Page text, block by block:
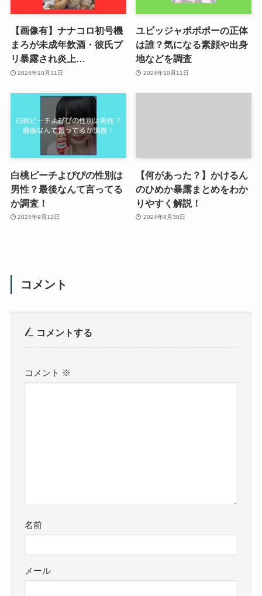
【画像有】ナナコロ初号機
まろが未成年飲酒・彼氏プ
リ暴露され炎上…
2024年10月31日
ユビッジャポポポーの正体
は誰？気になる素顔や出身
地などを調査
2024年10月11日
白桃ピーチよぴぴの性別は
男性？最後なんて言ってる
か調査！
2024年9月12日
【何があった？】かけるん
のひめか暴露まとめをわか
りやすく解説！
2024年8月30日
コメント
コメントする
コメント ※
名前
メール